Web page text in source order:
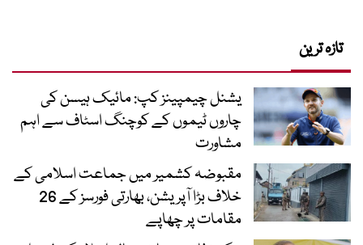
تازہ ترین
یشنل چیمپینز کپ: مائیک ہیسن کی
چاروں ٹیموں کے کوچنگ اسٹاف سے اہم
مشاورت
مقبوضہ کشمیر میں جماعت اسلامی کے
خلاف بڑا آپریشن، بھارتی فورسز کے 26
مقامات پر چھاپے